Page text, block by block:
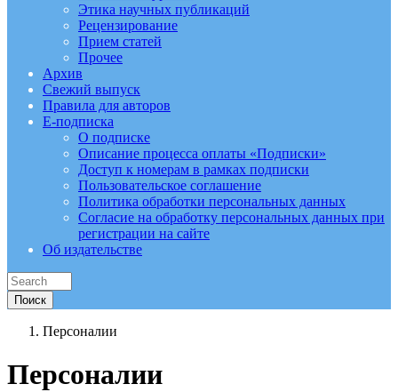
Этика научных публикаций
Рецензирование
Прием статей
Прочее
Архив
Свежий выпуск
Правила для авторов
E-подписка
О подписке
Описание процесса оплаты «Подписки»
Доступ к номерам в рамках подписки
Пользовательское соглашение
Политика обработки персональных данных
Согласие на обработку персональных данных при
регистрации на сайте
Об издательстве
Персоналии
Персоналии